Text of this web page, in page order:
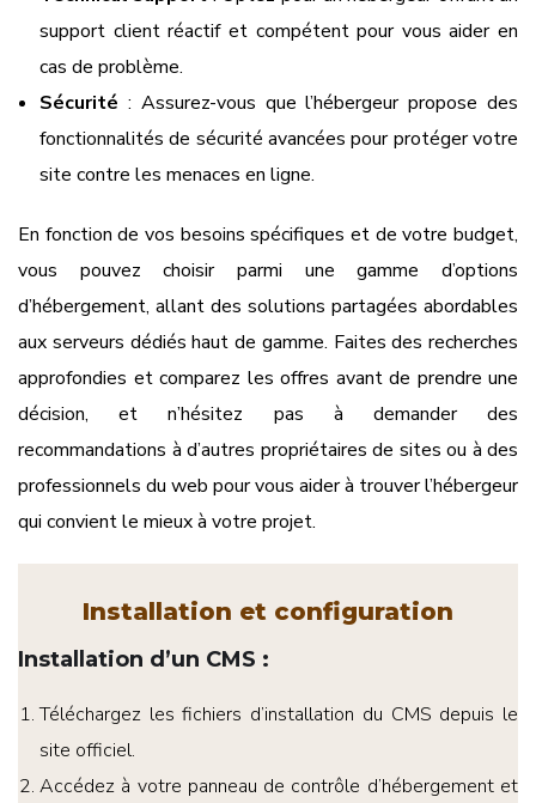
support client réactif et compétent pour vous aider en
cas de problème.
Sécurité : Assurez-vous que l’hébergeur propose des
fonctionnalités de sécurité avancées pour protéger votre
site contre les menaces en ligne.
En fonction de vos besoins spécifiques et de votre budget,
vous pouvez choisir parmi une gamme d’options
d’hébergement, allant des solutions partagées abordables
aux serveurs dédiés haut de gamme. Faites des recherches
approfondies et comparez les offres avant de prendre une
décision, et n’hésitez pas à demander des
recommandations à d’autres propriétaires de sites ou à des
professionnels du web pour vous aider à trouver l’hébergeur
qui convient le mieux à votre projet.
Installation et configuration
Installation d’un CMS :
Téléchargez les fichiers d’installation du CMS depuis le
site officiel.
Accédez à votre panneau de contrôle d’hébergement et